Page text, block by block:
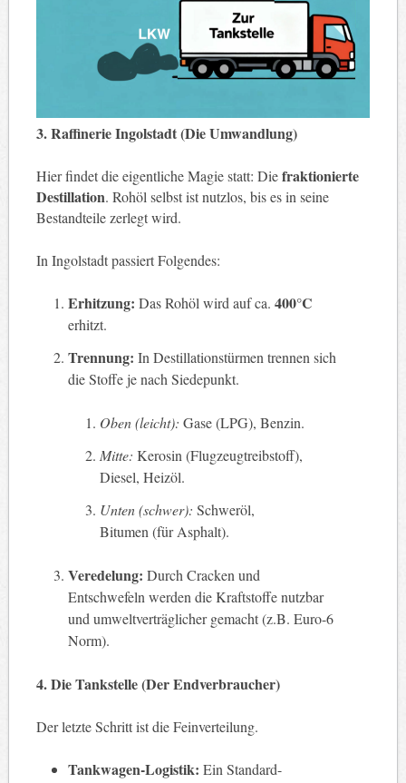
3. Raffinerie Ingolstadt (Die Umwandlung)
Hier findet die eigentliche Magie statt: Diefraktionierte
Destillation. Rohöl selbst ist nutzlos, bis es in seine
Bestandteile zerlegt wird.
In Ingolstadt passiert Folgendes:
Erhitzung: Das Rohöl wird auf ca.400°C
erhitzt.
Trennung: In Destillationstürmen trennen sich
die Stoffe je nach Siedepunkt.
Oben (leicht): Gase (LPG), Benzin.
Mitte: Kerosin (Flugzeugtreibstoff),
Diesel, Heizöl.
Unten (schwer): Schweröl,
Bitumen (für Asphalt).
Veredelung: Durch Cracken und
Entschwefeln werden die Kraftstoffe nutzbar
und umweltverträglicher gemacht (z.B. Euro-6
Norm).
4. Die Tankstelle (Der Endverbraucher)
Der letzte Schritt ist die Feinverteilung.
Tankwagen-Logistik: Ein Standard-